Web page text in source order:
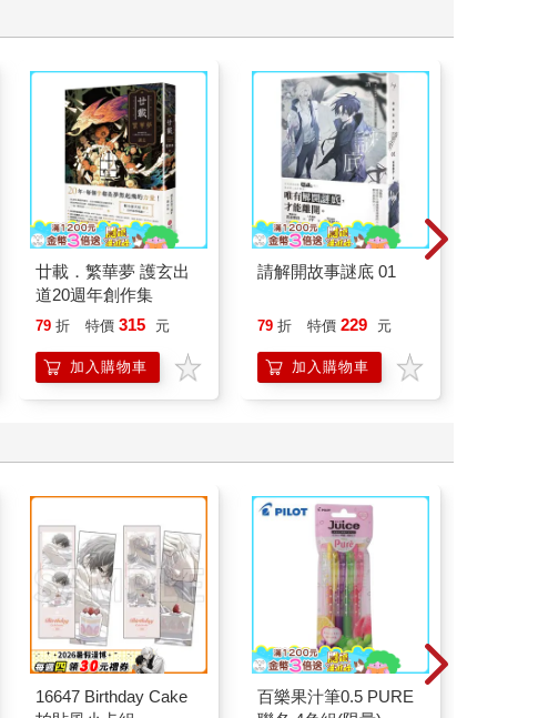
廿載．繁華夢 護玄出
道20週年創作集
79 折 特價 315 元
加入購物車
請解開故事謎底 01
79 折 特價 229 元
加入購物車
16647 Birthday Cake
百樂果汁筆0.5 PURE